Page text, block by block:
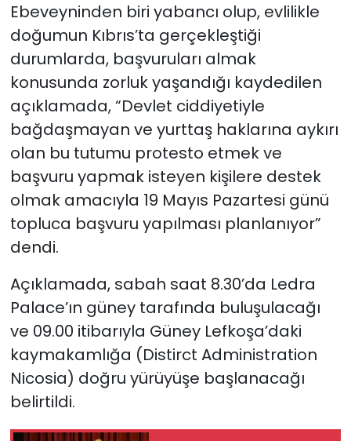
Ebeveyninden biri yabancı olup, evlilikle
doğumun Kıbrıs’ta gerçekleştiği
durumlarda, başvuruları almak
konusunda zorluk yaşandığı kaydedilen
açıklamada, “Devlet ciddiyetiyle
bağdaşmayan ve yurttaş haklarına aykırı
olan bu tutumu protesto etmek ve
başvuru yapmak isteyen kişilere destek
olmak amacıyla 19 Mayıs Pazartesi günü
topluca başvuru yapılması planlanıyor”
dendi.
Açıklamada, sabah saat 8.30’da Ledra
Palace’ın güney tarafında buluşulacağı
ve 09.00 itibarıyla Güney Lefkoşa’daki
kaymakamlığa (Distirct Administration
Nicosia) doğru yürüyüşe başlanacağı
belirtildi.
Video Galeri
YAŞAM
Yazarlar